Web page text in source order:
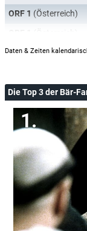
ORF 1 (Österreich)
Daten & Zeiten
Die Top 3 der Bär-